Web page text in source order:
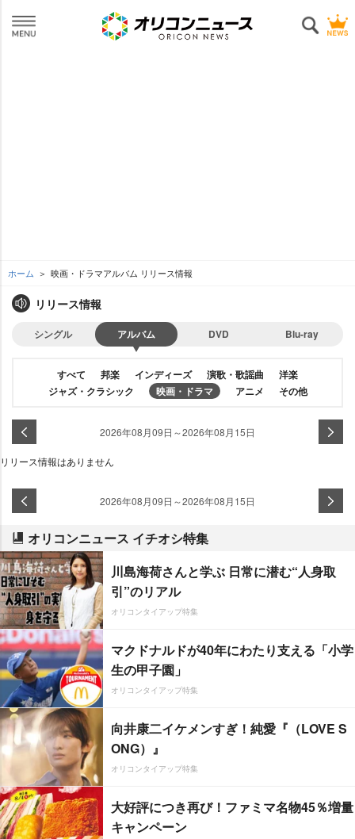
ホーム 映画・ドラマアルバム リリース情報
リリース情報
シングル アルバム DVD Blu-ray
すべて 邦楽 インディーズ 演歌・歌謡曲
洋楽
ジャズ・クラシック
映画・ドラマ アニメ その他
2026年08月09日～2026年08月15日
リリース情報はありません
2026年08月09日～2026年08月15日
オリコンニュース イチオシ特集
川島海荷さんと学ぶ 日常に潜む“人身取
引”のリアル
オリコンタイアップ特集
マクドナルドが40年にわたり支える「小学
生の甲子園」
オリコンタイアップ特集
向井康二イケメンすぎ！純愛『（LOVE S
ONG）』
オリコンタイアップ特集
大好評につき再び！ファミマ名物45％増量
キャンペーン